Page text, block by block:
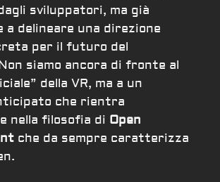
sviluppatori, ma già
delineare una direzione
per il futuro del
siamo ancora di fronte al
della VR, ma a un
che rientra
nella filosofia di Open
che da sempre caratterizza